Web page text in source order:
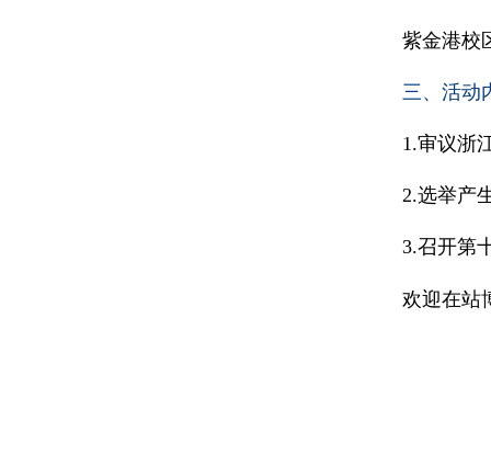
紫金港校
三、活动
1.审议浙
2.选举产
3.召开第
欢迎在站